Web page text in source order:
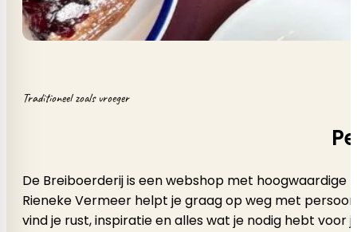
Traditioneel zoals vroeger
De Breiboerderij is een webshop met
Rieneke Vermeer helpt je graag op weg met
vind je rust, inspiratie en alles wat je nodig hebt voor